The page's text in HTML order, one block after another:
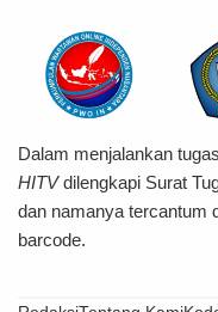
Dalam menjalankan
HITVdilengkapi Surat
dan namanya tercantum
barcode.